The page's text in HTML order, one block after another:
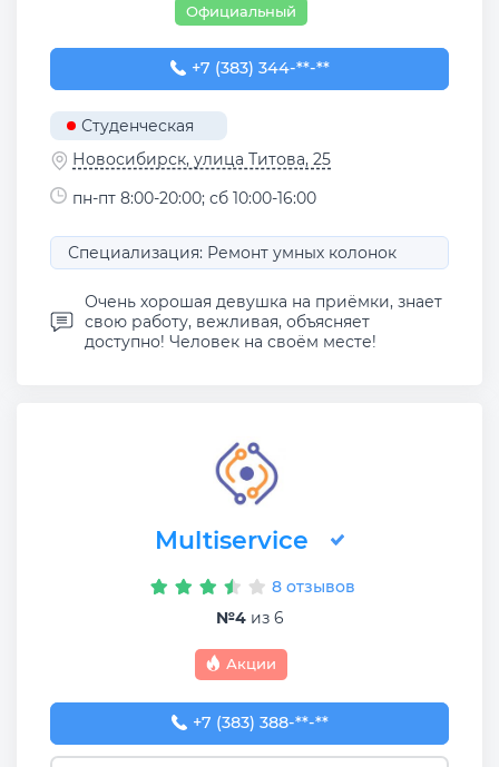
Официальный
+7 (383) 344-30-68
+7 (383) 344-**-**
Студенческая
Новосибирск, улица Титова, 25
пн-пт 8:00-20:00; сб 10:00-16:00
Специализация: Ремонт умных колонок
Очень хорошая девушка на приёмки, знает
свою работу, вежливая, объясняет
доступно! Человек на своём месте!
Multiservice
8 отзывов
№4из 6
Акции
+7 (383) 388-93-76
+7 (383) 388-**-**